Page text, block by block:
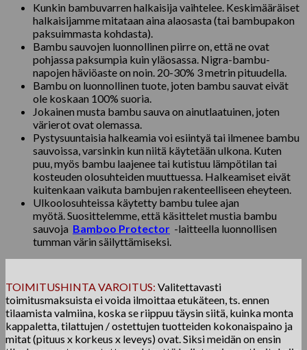
Kunkin bambuvarren halkaisija vaihtelee. Keskimääräiset
halkaisijamme mitataan aina alaosasta (tai bambupakon
paksuimmasta kohdasta).
Bambu sauvojen luonnollinen piirre on, että ne ovat
pohjassa paksumpia kuin yläosassa. Nigra-bambu-
napojen häviöaste on noin. 20-30% 3 metrin pituudella.
Bambu on luonnollinen tuote, joten bambu sauvat eivät
ole koskaan 100% suoria.
Jokainen musta bambu sauva on ainutlaatuinen, joten
värierot ovat olemassa.
Pystysuuntaisia ​​halkeamia voi esiintyä tai ilmenee bambu
sauvoissa, varsinkin kun niitä käytetään ulkona. Kuten
puu, myös bambu laajenee tai kutistuu lämpötilan tai
kosteuden olosuhteiden muuttuessa. Halkeamiset eivät
kuitenkaan vaikuta bambujen rakenteelliseen eheyteen.
Ulkoolosuhteissa käytetty bambu tulee ajan
myötä. Suosittelemme, että käsittelet mustia bambu
sauvoja Bamboo Protector -laitteella luonnollisen
tumman värin säilyttämiseksi.
TOIMITUSHINTA VAROITUS: Valitettavasti
toimitusmaksuista ei voida ilmoittaa etukäteen, ts. ennen
tilaamista valmiina, koska se riippuu täysin siitä, kuinka monta
kappaletta, tilattujen / ostettujen tuotteiden kokonaispaino ja
mitat (pituus x korkeus x leveys) ovat. Siksi meidän on ensin